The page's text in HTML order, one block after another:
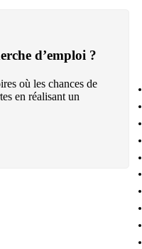
d’emploi ?
où les chances de
en réalisant un